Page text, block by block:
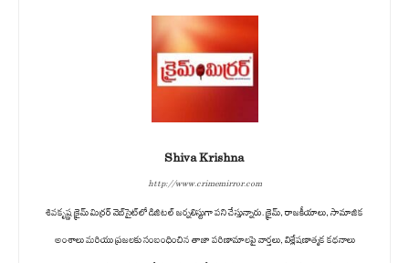
Shiva Krishna
http://www.crimemirror.com
శివకృష్ణ క్రైమ్ మిర్రర్ వెబ్‌సైట్‌లో డిజిటల్ జర్నలిస్టుగా పని చేస్తున్నారు. క్రైమ్, రాజకీయాలు, సామాజిక
అంశాలు మరియు ప్రజలకు సంబంధించిన తాజా పరిణామాలపై వార్తలు, విశ్లేషణాత్మక కథనాలు